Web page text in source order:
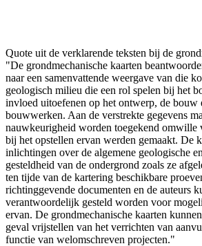
Quote uit de verklarende teksten bij de
"De grondmechanische kaarten
naar een samenvattende weergave van die
geologisch milieu die een rol spelen bij het
invloed uitoefenen op het ontwerp, de bouw
bouwwerken. Aan de verstrekte gegevens
nauwkeurigheid worden toegekend omwille
bij het opstellen ervan werden gemaakt. De
inlichtingen over de algemene geologische
gesteldheid van de ondergrond zoals ze
ten tijde van de kartering beschikbare
richtinggevende documenten en de auteurs
verantwoordelijk gesteld worden voor
ervan. De grondmechanische kaarten
geval vrijstellen van het verrichten van
functie van welomschreven projecten."